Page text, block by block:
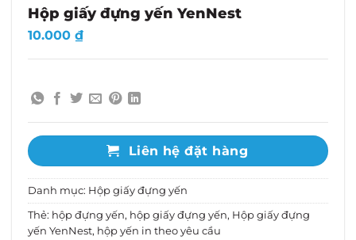
Hộp giấy đựng yến YenNest
10.000 ₫
Liên hệ đặt hàng
Danh mục: Hộp giấy đựng yến
Thẻ: hộp đựng yến, hộp giấy đựng yến, Hộp giấy đựng
yến YenNest, hộp yến in theo yêu cầu